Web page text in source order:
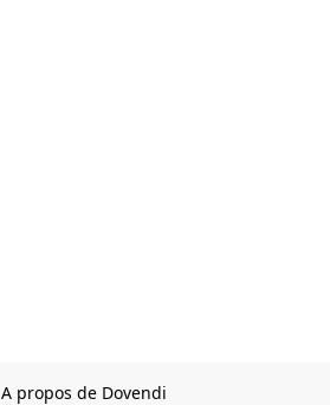
A propos de Dovendi